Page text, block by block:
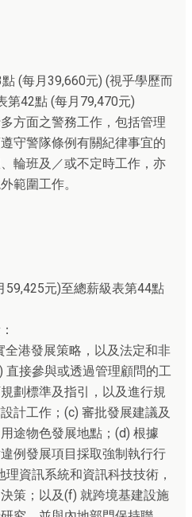
(每月39,660元) (視乎學歷而
第42點 (每月79,470元)
方面之警務工作，包括管理
守警隊條例有關紀律事宜的
輪班及／或不定時工作，亦
範圍工作。
59,425元)至總薪級表第44點
全港發展策略，以及法定和非
直接參與或透過管理顧問的工
劃標準及指引，以及進行規
計工作；(c) 審批發展建議及
途物色發展地點；(d) 根據
違例發展項目採取強制執行行
資訊系統和資訊科技技術，
策；以及(f) 就跨境基建設施